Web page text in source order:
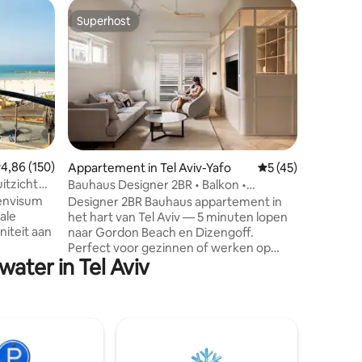
beoordeling van 4,86 uit 5, 150 recensies
4,86 (150)
om
dat
Superhost
Superhost
Appartement in Tel Aviv-Yafo Gemiddelde
5 (45)
Bauhaus Designer 2BR • Balkon •
Dizengoff + Strand
Designer 2BR Bauhaus appartement in
het hart van Tel Aviv — 5 minuten lopen
naar Gordon Beach en Dizengoff.
Perfect voor gezinnen of werken op
afstand met snelle wifi, zelf inchecken en
een zonnig balkon. Net buiten de
in Tel Aviv